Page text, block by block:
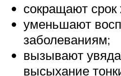
сокращают
уменьшают
заболеваниям;
вызывают
высыхание